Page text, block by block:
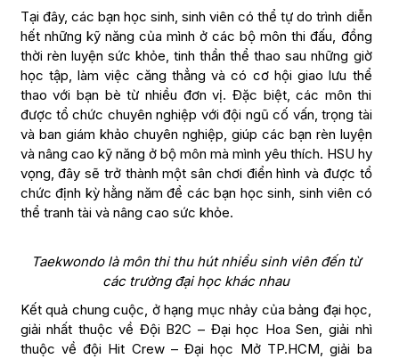
Tại đây, các bạn học sinh, sinh viên có thể tự do trình diễn
hết những kỹ năng của mình ở các bộ môn thi đấu, đồng
thời rèn luyện sức khỏe, tinh thần thể thao sau những giờ
học tập, làm việc căng thẳng và có cơ hội giao lưu thể
thao với bạn bè từ nhiều đơn vị. Đặc biệt, các môn thi
được tổ chức chuyên nghiệp với đội ngũ cố vấn, trọng tài
và ban giám khảo chuyên nghiệp, giúp các bạn rèn luyện
và nâng cao kỹ năng ở bộ môn mà mình yêu thích. HSU hy
vọng, đây sẽ trở thành một sân chơi điển hình và được tổ
chức định kỳ hằng năm để các bạn học sinh, sinh viên có
thể tranh tài và nâng cao sức khỏe.
Taekwondo là môn thi thu hút nhiều sinh viên đến từ
các trường đại học khác nhau
Kết quả chung cuộc, ở hạng mục nhảy của bảng đại học,
giải nhất thuộc về Đội B2C – Đại học Hoa Sen, giải nhì
thuộc về đội Hit Crew – Đại học Mở TP.HCM, giải ba